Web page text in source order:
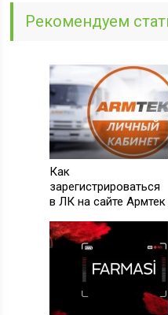
Рекомендуем
Как
зарегистрироваться
в ЛК на сайте Армтек